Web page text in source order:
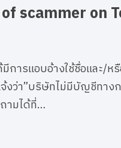
scammer on
ารแอบอ้างใช้ชื่อและ/ห
ว่า”บริษัทไม่มีบัญชีทาง
ามได้ที่…